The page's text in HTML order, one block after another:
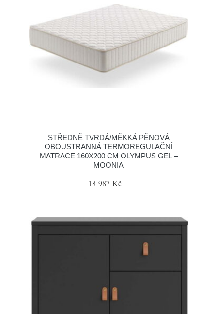
STŘEDNĚ TVRDÁ/MĚKKÁ PĚNOVÁ
OBOUSTRANNÁ TERMOREGULAČNÍ
MATRACE 160X200 CM OLYMPUS GEL –
MOONIA
18 987 Kč